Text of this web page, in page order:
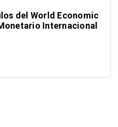
del World Economic
Internacional